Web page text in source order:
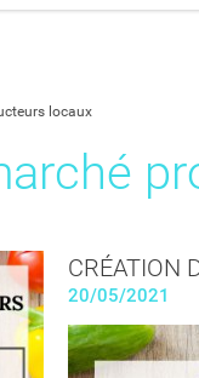
locaux
CRÉATION
20/05/2021